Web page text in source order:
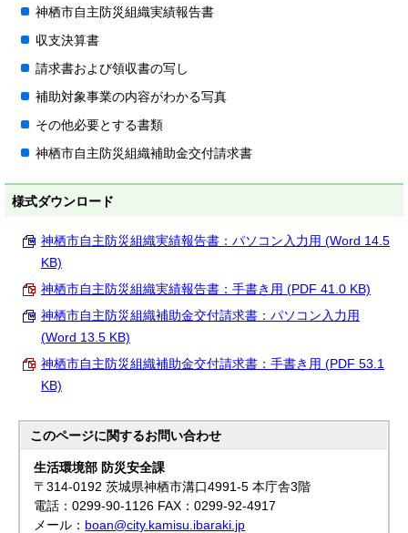
神栖市自主防災組織実績報告書
収支決算書
請求書および領収書の写し
補助対象事業の内容がわかる写真
その他必要とする書類
神栖市自主防災組織補助金交付請求書
様式ダウンロード
神栖市自主防災組織実績報告書：パソコン入力用 (Word 14.5
KB)
神栖市自主防災組織実績報告書：手書き用 (PDF 41.0 KB)
神栖市自主防災組織補助金交付請求書：パソコン入力用
(Word 13.5 KB)
神栖市自主防災組織補助金交付請求書：手書き用 (PDF 53.1
KB)
このページに関するお問い合わせ
生活環境部 防災安全課
〒314-0192 茨城県神栖市溝口4991-5 本庁舎3階
電話：0299-90-1126 FAX：0299-92-4917
メール： boan@city.kamisu.ibaraki.jp